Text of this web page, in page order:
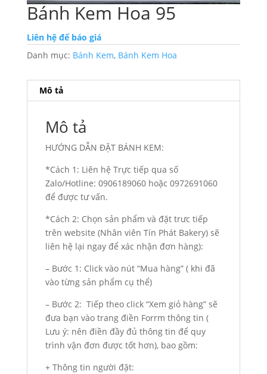
Bánh Kem Hoa 95
Liên hệ để báo giá
Danh mục: Bánh Kem, Bánh Kem Hoa
Mô tả
Mô tả
HƯỚNG DẪN ĐẶT BÁNH KEM:
*Cách 1: Liên hệ Trực tiếp qua số
Zalo/Hotline: 0906189060 hoặc 0972691060
để được tư vấn.
*Cách 2: Chọn sản phẩm và đặt trưc tiếp
trên website (Nhân viên Tín Phát Bakery) sẽ
liên hệ lại ngay để xác nhận đơn hàng):
– Bước 1: Click vào nút “Mua hàng” ( khi đã
vào từng sản phẩm cụ thể)
– Bước 2: Tiếp theo click “Xem giỏ hàng” sẽ
đưa bạn vào trang điền Forrm thông tin (
Lưu ý: nên điền đầy đủ thông tin để quy
trình vận đơn được tốt hơn), bao gồm:
+ Thông tin người đặt: